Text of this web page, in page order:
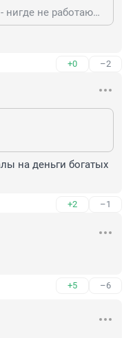
С чего вдруг? Эта половина - нигде не работающие мигранты, завезенные недавно именно для расшатывания внутриполитической ситуации в странах ЕС.
+0 –2
на деньги богатых
+2 –1
+5 –6